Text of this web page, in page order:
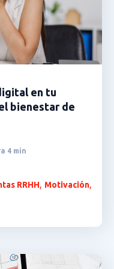
en tu
bienestar de
4 min
RRHH, Motivación,